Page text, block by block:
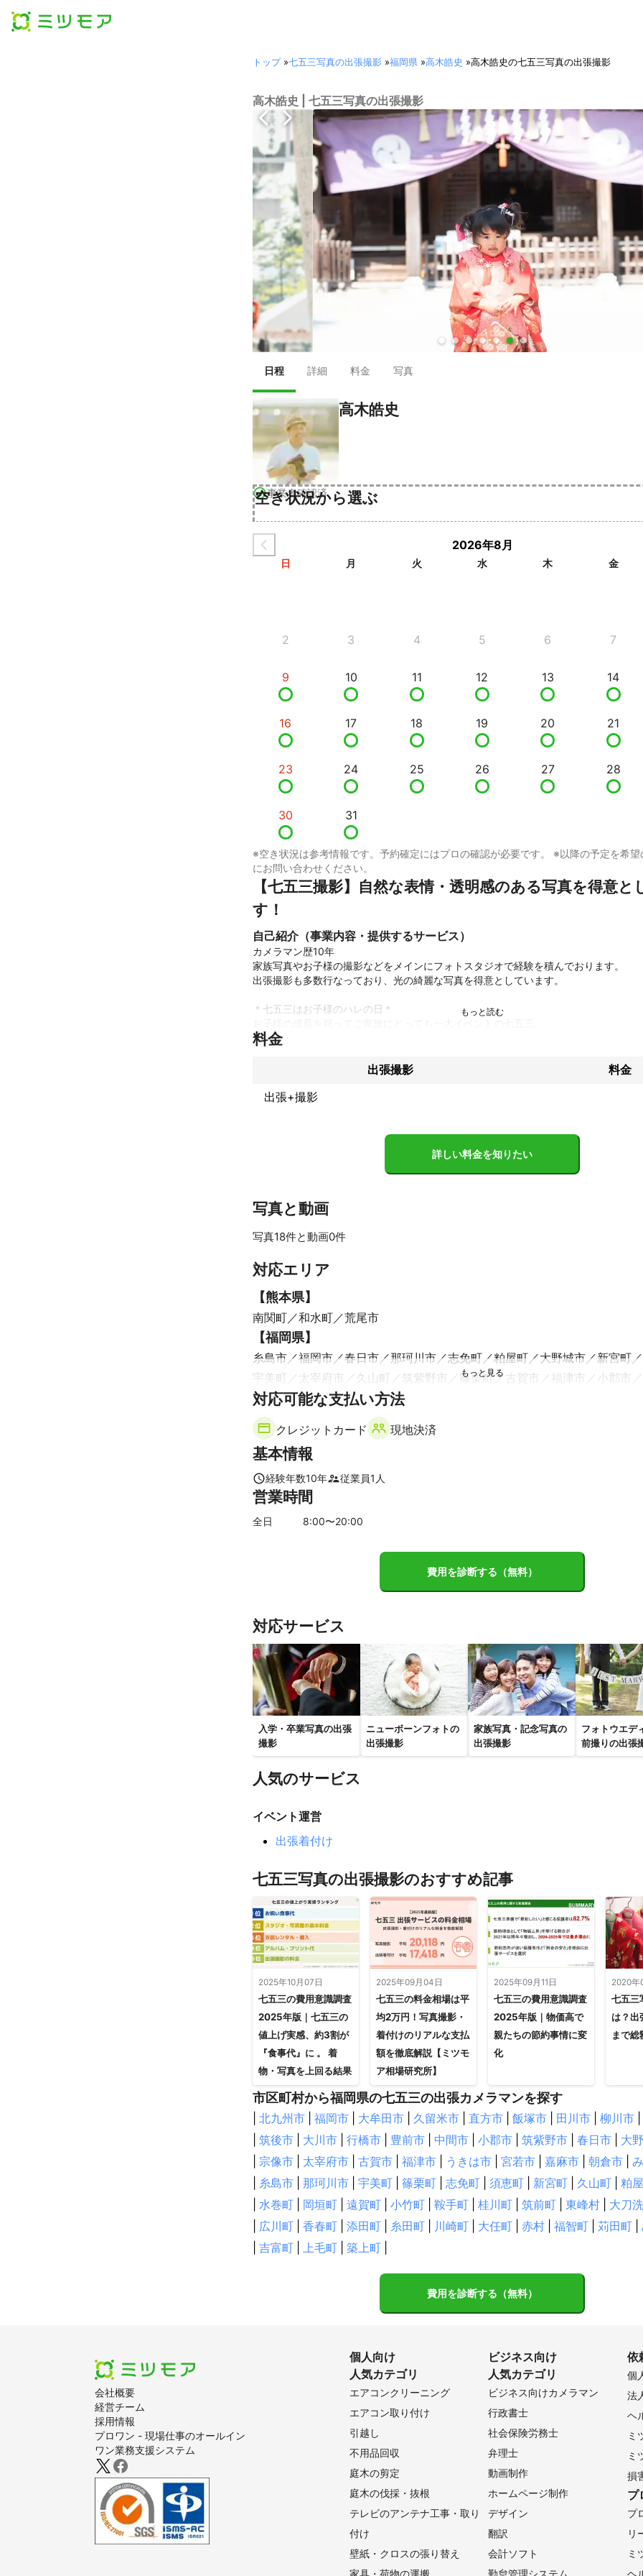
トップ»七五三写真の出張撮影 »福岡県 »高木皓史 »高木皓史の七五三写真の出張撮影
高木皓史 | 七五三写真の出張撮影
● ● ● ● ● ● ●
日程 詳細 料金 写真
事業者確認済
高木皓史
空き状況から選ぶ
2026年8月
日 月 火 水 木 金
2 3 4 5 6 7
9 10 11 12 13 14
16 17 18 19 20 21
23 24 25 26 27 28
30 31
※空き状況は参考情報です。予約確定にはプロの確認が必要です。 ※以降の予定を希望
にお問い合わせください。
【七五三撮影】自然な表情・透明感のある写真を得意と
す！
自己紹介（事業内容・提供するサービス）
カメラマン歴10年
家族写真やお子様の撮影などをメインにフォトスタジオで経験を積んでおります。
出張撮影も多数行なっており、光の綺麗な写真を得意としています。
＊七五三はお子様のハレの日＊
小さな身の丈で歩く足、パパママの私を見守る表情。
その想いで撮影させて頂いています。
お参り中の撮影も神社さんに許可を頂ければ撮影させていただきます。
アピールポイント
子供スタジオやブライダルスタジオでの勤務経験があるので、
お子様から大人の方まで満遍なく撮影できます。
写真撮影が苦手な方や、出張撮影初めてという方もたくさん撮影させて頂いております
ご安心してお任せ下さい。
料金
出張撮影
料金
出張+撮影
詳しい料金を知りたい
写真と動画
写真18件と動画0件
対応エリア
【熊本県】
南関町 和水町 荒尾市
【福岡県】
糸島市 福岡市 春日市 那珂川市 志免町 粕屋町 大野城市 新宮町
宇美町
太宰府市 久山町 筑紫野市 篠栗町 古賀市 福津市 小郡市
宮若市
飯塚市 桂川町 大刀洗町
鞍手町
広川町
田川市
柳川市 福智町 芦屋町
香春町
うきは市
【長崎県】
壱岐市 松浦市
【佐賀県】
対応可能な支払い方法
クレジットカード 現地決済
基本情報
経験年数10年 従業員1 人
営業時間
全日 8:00〜20:00
費用を診断する（無料）
対応サービス
入学・卒業写真の出張
撮影
ニューボーンフォトの
出張撮影
家族写真・記念写真の
出張撮影
フォトウエデ
前撮りの出張
人気のサービス
イベント運営
出張着付け
七五三写真の出張撮影のおすすめ記事
2025年10月07日
七五三の費用意識調査
2025年版｜七五三の
値上げ実感、約3割が
『食事代』に 。 着
物・写真を上回る結果
2025年09月04日
七五三の料金相場は平
均2万円！写真撮影・
着付けのリアルな支払
額を徹底解説【ミツモ
ア相場研究所】
2025年09月11日
七五三の費用意識調査
2025年版｜物価高で
親たちの節約事情に変
化
2020年
七五三
は？出
まで総
市区町村から福岡県の七五三の出張カメラマンを探す
北九州市 福岡市 大牟田市 久留米市 直方市 飯塚市 田川市 柳川市
筑後市 大川市 行橋市 豊前市 中間市 小郡市 筑紫野市 春日市
大
宗像市 太宰府市 古賀市 福津市 うきは市 宮若市 嘉麻市 朝倉市
糸島市 那珂川市 宇美町 篠栗町 志免町 須恵町 新宮町 久山町 粕
水巻町 岡垣町 遠賀町 小竹町 鞍手町 桂川町 筑前町 東峰村 大刀
広川町 香春町 添田町 糸田町 川崎町 大任町 赤村 福智町 苅田町
吉富町 上毛町 築上町
費用を診断する（無料）
会社概要
経営チーム
採用情報
プロワン - 現場仕事のオールイン
ワン業務支援システム
個人向け
人気カテゴリ
エアコンクリーニング
エアコン取り付け
引越し
不用品回収
庭木の剪定
庭木の伐採・抜根
テレビのアンテナ工事・取り
付け
壁紙・クロスの張り替え
ビジネス向け
人気カテゴリ
ビジネス向けカメラマン
行政書士
社会保険労務士
弁理士
動画制作
ホームページ制作
デザイン
翻訳
会計ソフト
依
個
法
ヘ
ミ
ミ
損
プ
プ
リ
ミ